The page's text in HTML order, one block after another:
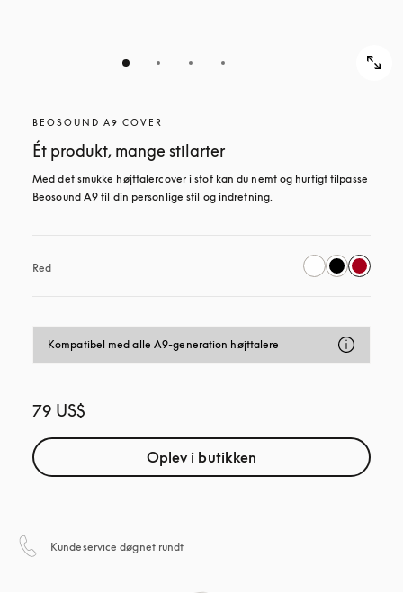
BEOSOUND A9 COVER
Ét produkt, mange stilarter
Med det smukke højttalercover i stof kan du nemt og hurtigt tilpasse
Beosound A9 til din personlige stil og indretning.
Red
Kompatibel med alle A9-generation højttalere
79 US$
Oplev i butikken
Kundeservice døgnet rundt